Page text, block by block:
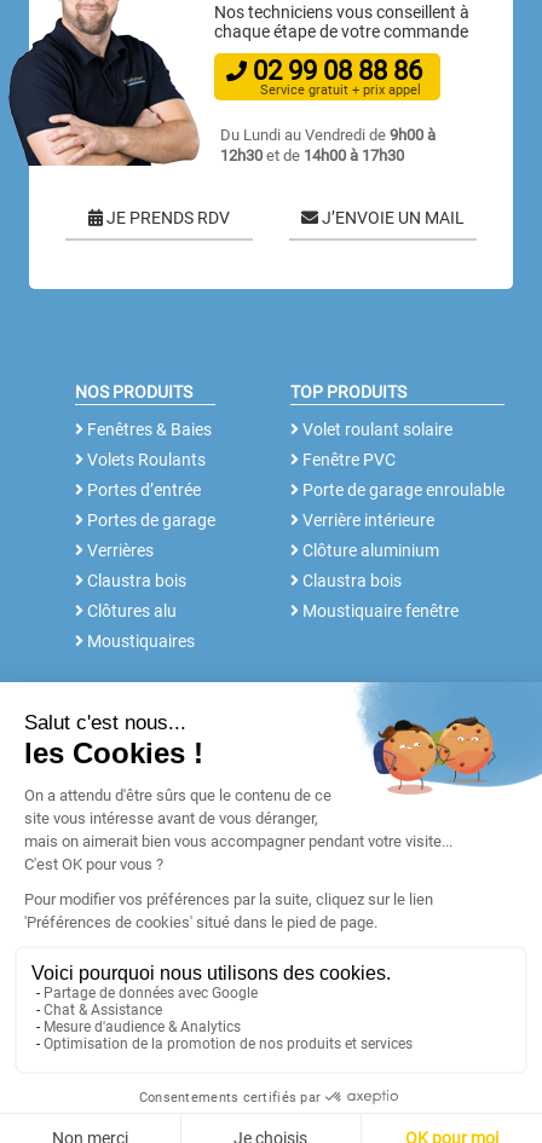
Configurez votre fenêtre alu climax 3.0
Nos techniciens vous conseillent à
chaque étape de votre commande
02 99 08 88 86
Service gratuit + prix appel
Du Lundi au Vendredi de9h00 à
12h30 et de 14h00 à 17h30
JE PRENDS RDV J’ENVOIE UN MAIL
NOS PRODUITS
Fenêtres & Baies
Volets Roulants
Portes d’entrée
Portes de garage
Verrières
Claustra bois
Clôtures alu
Moustiquaires
TOP PRODUITS
Volet roulant solaire
Fenêtre PVC
Porte de garage enroulable
Verrière intérieure
Clôture aluminium
Claustra bois
Moustiquaire fenêtre
NOS SERVICES
Rdv conseil
Notices et Tutos
Réalisations
Blog
Retours & SAV
Garanties
Livraison
FABRICANT DEPUIS 30 ANS
Notre histoire
POUR LES
PROFESSIONNELS
Plan du site Préférences cookies